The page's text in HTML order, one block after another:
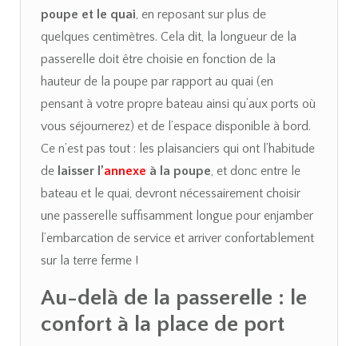
poupe et le quai , en reposant sur plus de
quelques centimètres. Cela dit, la longueur de la
passerelle doit être choisie en fonction de la
hauteur de la poupe par rapport au quai (en
pensant à votre propre bateau ainsi qu’aux ports où
vous séjournerez) et de l’espace disponible à bord.
Ce n’est pas tout : les plaisanciers qui ont l’habitude
de laisser l’annexe à la poupe , et donc entre le
bateau et le quai, devront nécessairement choisir
une passerelle suffisamment longue pour enjamber
l’embarcation de service et arriver confortablement
sur la terre ferme !
Au-delà de la passerelle : le
confort à la place de port